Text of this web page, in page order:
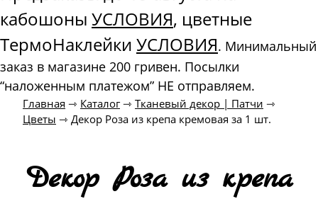
кабошоны УСЛОВИЯ, цветные
ТермоНаклейки УСЛОВИЯ. Минимальный
заказ в магазине 200 гривен. Посылки
“наложенным платежом” НЕ отправляем.
Главная ⇾ Каталог⇾ Тканевый декор | Патчи ⇾
Цветы ⇾ Декор Роза из крепа кремовая за 1 шт.
Декор Роза из крепа